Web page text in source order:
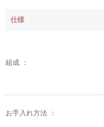
仕様
組成 ：
お手入れ方法 ：